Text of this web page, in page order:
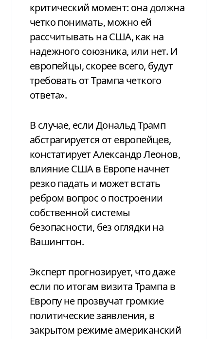
критический момент: она должна
четко понимать, можно ей
рассчитывать на США, как на
надежного союзника, или нет. И
европейцы, скорее всего, будут
требовать от Трампа четкого
ответа».
В случае, если Дональд Трамп
абстрагируется от европейцев,
констатирует Александр Леонов,
влияние США в Европе начнет
резко падать и может встать
ребром вопрос о построении
собственной системы
безопасности, без оглядки на
Вашингтон.
Эксперт прогнозирует, что даже
если по итогам визита Трампа в
Европу не прозвучат громкие
политические заявления, в
закрытом режиме американский